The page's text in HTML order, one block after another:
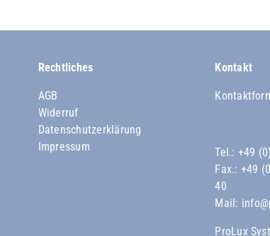
Rechtliches
AGB
Widerruf
Datenschutzerklärung
Impressum
Kontakt
Tel.: +49
Fax.: +49
40
Mail:
ProLux